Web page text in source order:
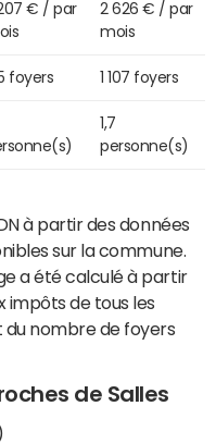
€ / par
2 626 € / par
mois
foyers 1 107 foyers
1,7
personne(s)
à partir des données
sur la commune.
a été calculé à partir
impôts de tous les
du nombre de foyers
de Salles